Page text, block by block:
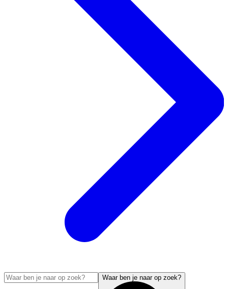
Waar ben je naar op zoek?